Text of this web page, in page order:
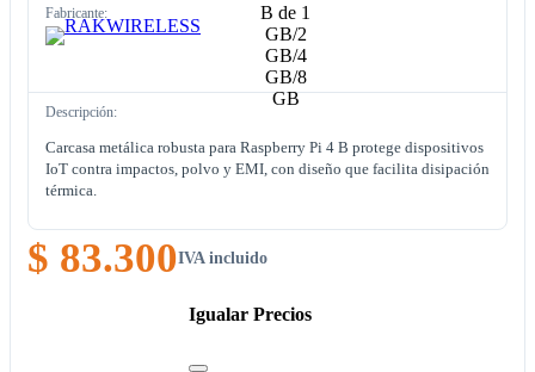
Fabricante:
Descripción:
Carcasa metálica robusta para Raspberry Pi 4 B protege dispositivos
IoT contra impactos, polvo y EMI, con diseño que facilita disipación
térmica.
$ 83.300IVA incluido
Igualar Precios